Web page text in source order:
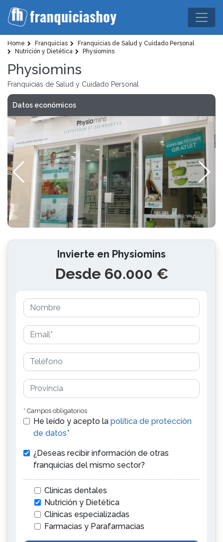
Home Franquicias
Franquicias de Salud y Cuidado Personal
Nutrición y Dietética
Physiomins
Physiomins
Franquicias de Salud y Cuidado Personal
Datos económicos
Invierte en Physiomins
Desde 60.000 €
* Campos obligatorios
He leído y acepto la política de protección
de datos*
¿Deseas recibir información de otras
franquicias del mismo sector?
Clinicas dentales
Nutrición y Dietética
Clínicas especializadas
Farmacias y Parafarmacias